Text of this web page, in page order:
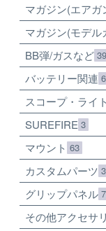
マガジン(エアガ
マガジン(モデル
BB弾/ガスなど 39
バッテリー関連
スコープ・ライ
SUREFIRE 3
マウント 63
カスタムパーツ
グリップパネル
その他アクセサリ